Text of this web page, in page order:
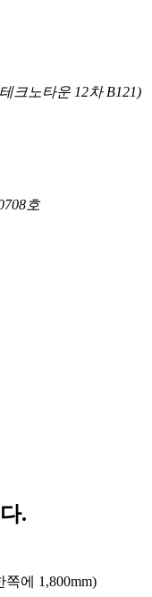
크노타운 12차 B121)
호
.
쪽에 1,800mm)